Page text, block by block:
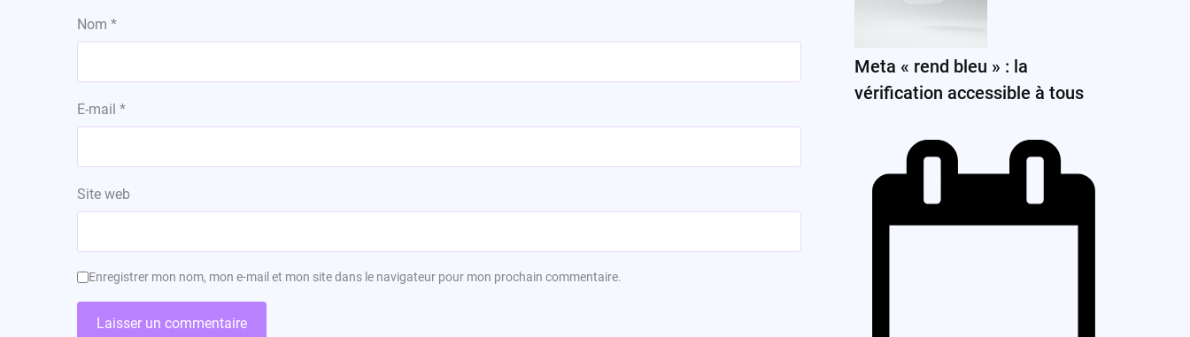
Nom *
E-mail *
Site web
Enregistrer mon nom, mon e-mail et mon site dans le navigateur pour mon prochain commentaire.
Meta « rend bleu » : la
vérification accessible à tous